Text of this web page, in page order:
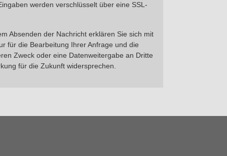
werden verschlüsselt über eine SSL-
Absenden der Nachricht erklären Sie sich mit
für die Bearbeitung Ihrer Anfrage und die
Zweck oder eine Datenweitergabe an Dritte
für die Zukunft widersprechen.